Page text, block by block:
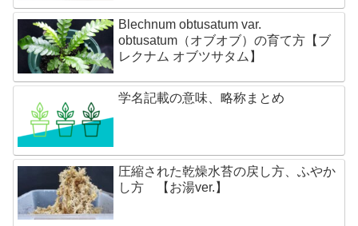
Blechnum obtusatum var.
obtusatum（オブオブ）の育て方【ブ
レクナム オブツサタム】
学名記載の意味、略称まとめ
圧縮された乾燥水苔の戻し方、ふやか
し方 【お湯ver.】